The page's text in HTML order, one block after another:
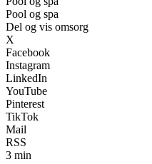
Pool og spa
Del og vis omsorg
X
Facebook
Instagram
LinkedIn
YouTube
Pinterest
TikTok
Mail
RSS
3 min